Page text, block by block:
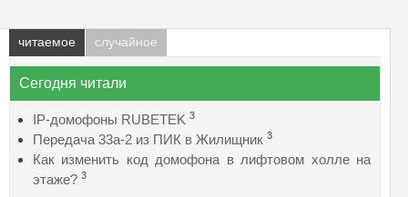
читаемое случайное
Сегодня читали
IP-домофоны RUBETEK 3
Передача 33а-2 из ПИК в Жилищник 3
Как изменить код домофона в лифтовом холле на
этаже? 3